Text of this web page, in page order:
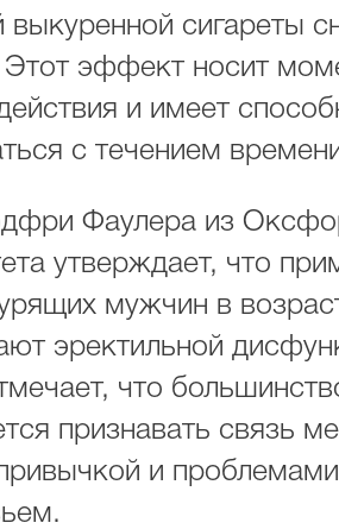
выкуренной сигареты
Этот эффект носит
и имеет
с течением
Фаулера из
утверждает, что
мужчин в
эректильной
что
признавать связь
и проблемами